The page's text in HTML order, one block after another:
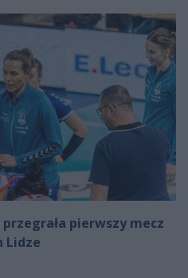
pierwszy mecz
Lidze